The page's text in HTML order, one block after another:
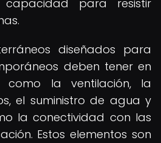
para resistir
diseñados para
deben tener en
como la ventilación, la
el suministro de agua y
la conectividad con las
Estos elementos son